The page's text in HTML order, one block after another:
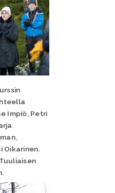
Impiö, Petri
Oikarinen.